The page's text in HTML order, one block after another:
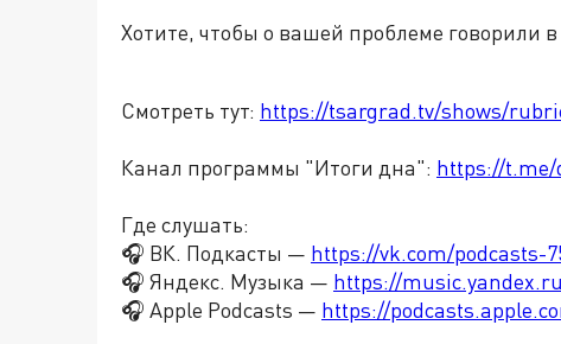
Хотите, чтобы о вашей проблеме говорили
Смотреть тут: https://tsargrad.tv/shows/
Канал программы "Итоги дна": https://t.me/
Где слушать:
🎧 ВК. Подкасты — https://vk.com/podcasts-
🎧 Яндекс. Музыка — https://
🎧 Apple Podcasts — https://